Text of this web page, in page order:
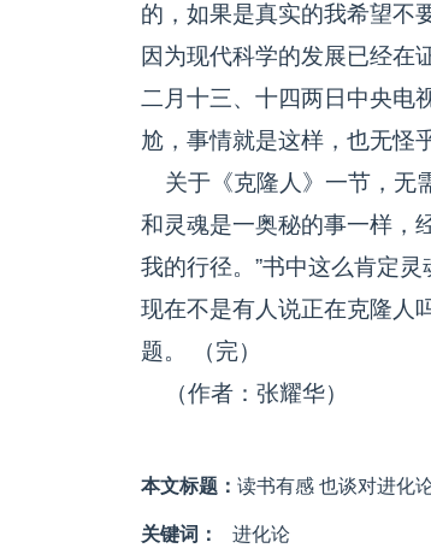
的，如果是真实的我希望不
因为现代科学的发展已经在
二月十三、十四两日中央电
尬，事情就是这样，也无怪
关于《克隆人》一节，无
和灵魂是一奥秘的事一样，
我的行径。”书中这么肯定
现在不是有人说正在克隆人
题。 （完）
（作者：张耀华）
本文标题： 读书有感 也谈对进化
关键词： 进化论